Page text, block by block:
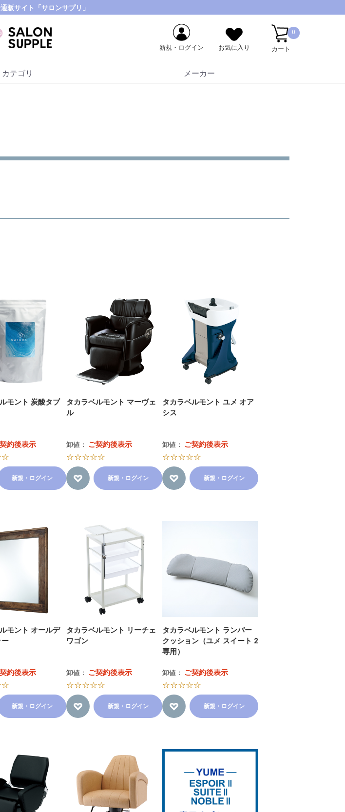
販サイト「サロンサプリ」
新規・ログイン お気に入り
0
カート
カテゴリ メーカー
モント 炭酸タブ
約後表示
新規・ログイン
タカラベルモント マーヴェ
ル
卸値： ご契約後表示
☆☆☆☆☆
新規・ログイン
タカラベルモント ユメ オア
シス
卸値： ご契約後表示
☆☆☆☆☆
新規・ログイン
モント オールデ
ー
約後表示
新規・ログイン
タカラベルモント リーチェ
ワゴン
卸値： ご契約後表示
☆☆☆☆☆
新規・ログイン
タカラベルモント ランバー
クッション（ユメ スイート 2
専用）
卸値： ご契約後表示
☆☆☆☆☆
新規・ログイン